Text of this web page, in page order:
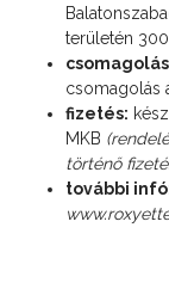
területén
csomagolás
fizetés:
MKB
történő
további